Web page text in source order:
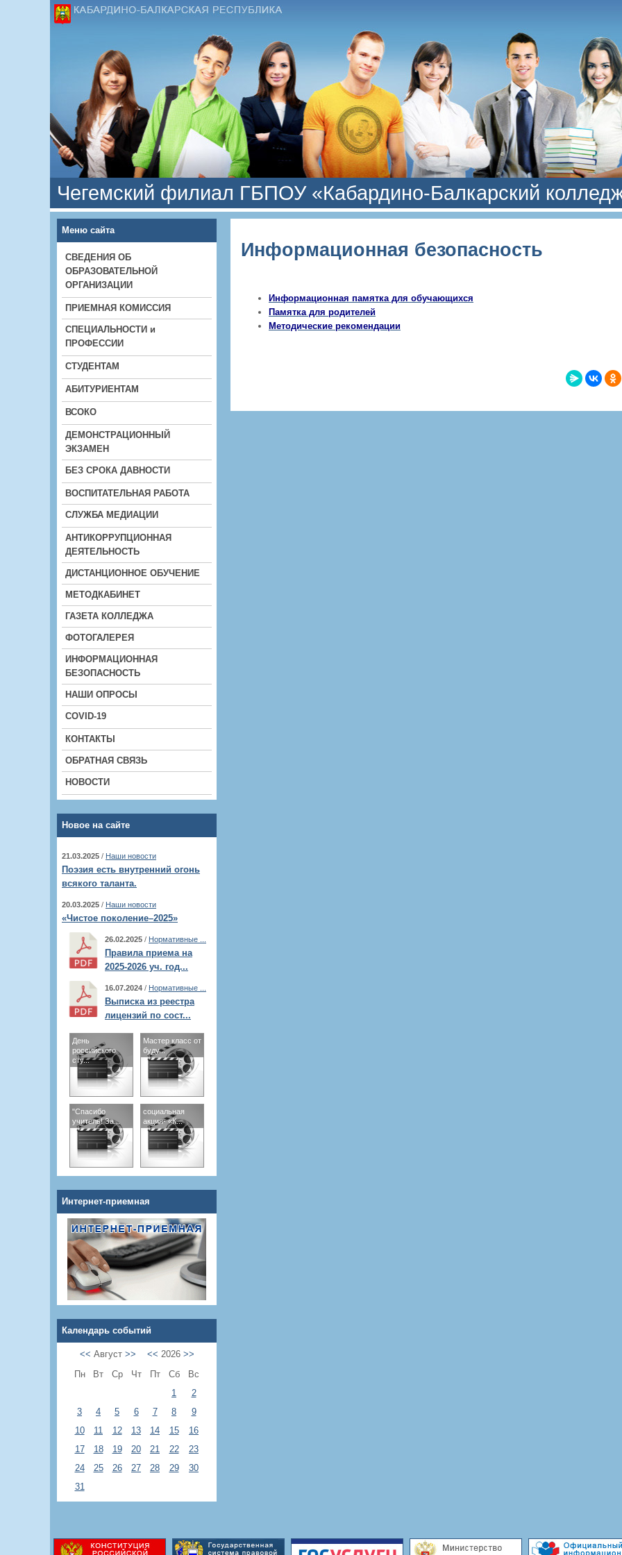
Чегемский филиал ГБПОУ «Кабардино-Балкарский
Меню сайта
СВЕДЕНИЯ ОБ
ОБРАЗОВАТЕЛЬНОЙ
ОРГАНИЗАЦИИ
ПРИЕМНАЯ КОМИССИЯ
СПЕЦИАЛЬНОСТИ и
ПРОФЕССИИ
СТУДЕНТАМ
АБИТУРИЕНТАМ
ВСОКО
ДЕМОНСТРАЦИОННЫЙ
ЭКЗАМЕН
БЕЗ СРОКА ДАВНОСТИ
ВОСПИТАТЕЛЬНАЯ РАБОТА
СЛУЖБА МЕДИАЦИИ
АНТИКОРРУПЦИОННАЯ
ДЕЯТЕЛЬНОСТЬ
ДИСТАНЦИОННОЕ ОБУЧЕНИЕ
МЕТОДКАБИНЕТ
ГАЗЕТА КОЛЛЕДЖА
ФОТОГАЛЕРЕЯ
ИНФОРМАЦИОННАЯ
БЕЗОПАСНОСТЬ
НАШИ ОПРОСЫ
COVID-19
КОНТАКТЫ
ОБРАТНАЯ СВЯЗЬ
НОВОСТИ
Новое на сайте
21.03.2025 / Наши новости
Поэзия есть внутренний огонь
всякого таланта.
20.03.2025 / Наши новости
«Чистое поколение–2025»
26.02.2025 / Нормативные ...
Правила приема на
2025-2026 уч. год...
16.07.2024 / Нормативные ...
Выписка из реестра
лицензий по сост...
День
российского
сту...
Мастер класс от
буду...
"Спасибо
учитель! За...
социальная
акция- «К...
Интернет-приемная
Календарь событий
<< Август >> << 2026 >>
Пн
Вт Ср Чт Пт Сб
Вс
1
2
3
4 5 6 7 8
9
10
11 12 13 14 15
16
17
18 19 20 21 22
23
24
25 26 27 28 29
30
31
Информационная безопасность
Информационная памятка для обучающихся
Памятка для родителей
Методические рекомендации